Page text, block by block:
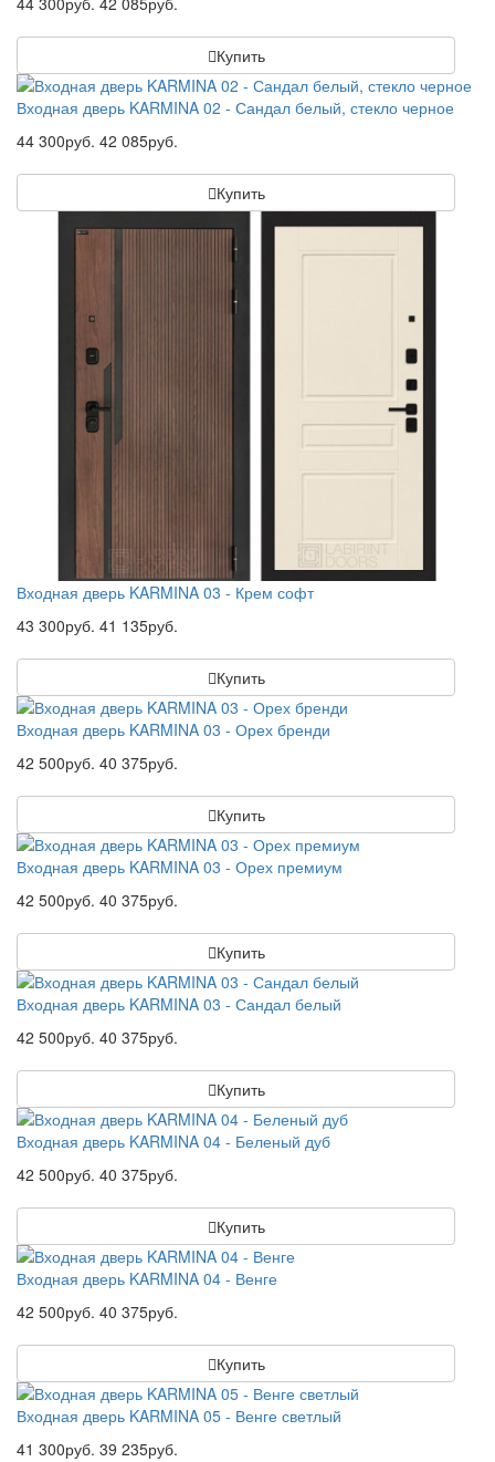
Купить
Входная дверь KARMINA 02 - Сандал белый, стекло черное
44 300руб. 42 085руб.
Купить
Входная дверь KARMINA 03 - Крем софт
43 300руб. 41 135руб.
Купить
Входная дверь KARMINA 03 - Орех бренди
42 500руб. 40 375руб.
Купить
Входная дверь KARMINA 03 - Орех премиум
42 500руб. 40 375руб.
Купить
Входная дверь KARMINA 03 - Сандал белый
42 500руб. 40 375руб.
Купить
Входная дверь KARMINA 04 - Беленый дуб
42 500руб. 40 375руб.
Купить
Входная дверь KARMINA 04 - Венге
42 500руб. 40 375руб.
Купить
Входная дверь KARMINA 05 - Венге светлый
41 300руб. 39 235руб.